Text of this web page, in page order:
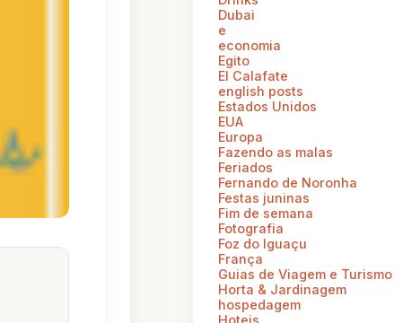
Dubai
e
economia
Egito
El Calafate
english posts
Estados Unidos
EUA
Europa
Fazendo as malas
Feriados
Fernando de Noronha
Festas juninas
Fim de semana
Fotografia
Foz do Iguaçu
França
Guias de Viagem e Turismo
Horta & Jardinagem
hospedagem
Hoteis